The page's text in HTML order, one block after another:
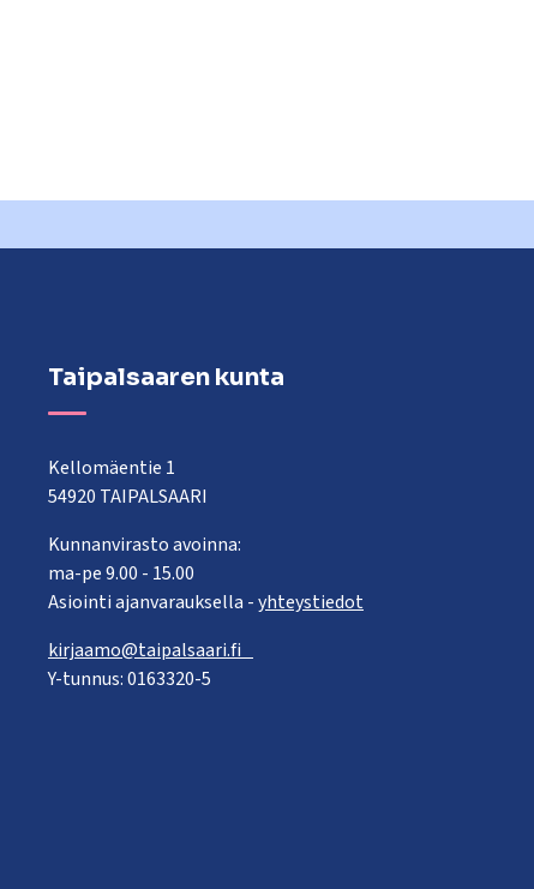
Taipalsaaren kunta
Kellomäentie 1
54920 TAIPALSAARI
Kunnanvirasto avoinna:
ma-pe 9.00 - 15.00
Asiointi ajanvarauksella -yhteystiedot
kirjaamo@taipalsaari.fi
Y-tunnus: 0163320-5